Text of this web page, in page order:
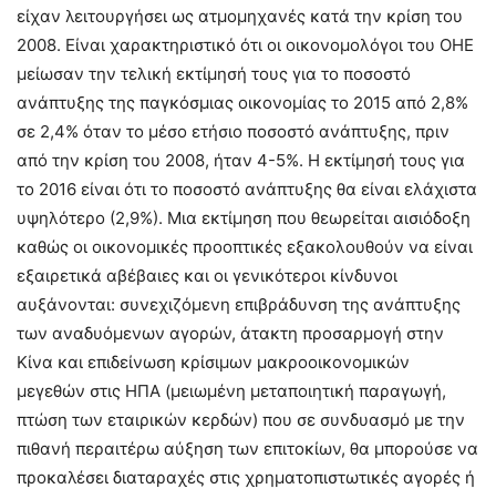
είχαν λειτουργήσει ως ατμομηχανές κατά την κρίση του
2008. Είναι χαρακτηριστικό ότι οι οικονομολόγοι του ΟΗΕ
μείωσαν την τελική εκτίμησή τους για το ποσοστό
ανάπτυξης της παγκόσμιας οικονομίας το 2015 από 2,8%
σε 2,4% όταν το μέσο ετήσιο ποσοστό ανάπτυξης, πριν
από την κρίση του 2008, ήταν 4-5%. Η εκτίμησή τους για
το 2016 είναι ότι το ποσοστό ανάπτυξης θα είναι ελάχιστα
υψηλότερο (2,9%). Μια εκτίμηση που θεωρείται αισιόδοξη
καθώς οι οικονομικές προοπτικές εξακολουθούν να είναι
εξαιρετικά αβέβαιες και οι γενικότεροι κίνδυνοι
αυξάνονται: συνεχιζόμενη επιβράδυνση της ανάπτυξης
των αναδυόμενων αγορών, άτακτη προσαρμογή στην
Κίνα και επιδείνωση κρίσιμων μακροοικονομικών
μεγεθών στις ΗΠΑ (μειωμένη μεταποιητική παραγωγή,
πτώση των εταιρικών κερδών) που σε συνδυασμό με την
πιθανή περαιτέρω αύξηση των επιτοκίων, θα μπορούσε να
προκαλέσει διαταραχές στις χρηματοπιστωτικές αγορές ή